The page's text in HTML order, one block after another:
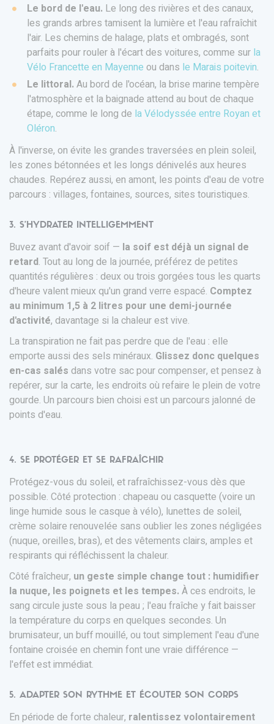
Le bord de l'eau. Le long des rivières et des canaux,
les grands arbres tamisent la lumière et l'eau rafraîchit
l'air. Les chemins de halage, plats et ombragés, sont
parfaits pour rouler à l'écart des voitures, comme sur la
Vélo Francette en Mayenne ou dans le Marais poitevin.
Le littoral. Au bord de l'océan, la brise marine tempère
l'atmosphère et la baignade attend au bout de chaque
étape, comme le long de la Vélodyssée entre Royan et
Oléron.
À l'inverse, on évite les grandes traversées en plein soleil,
les zones bétonnées et les longs dénivelés aux heures
chaudes. Repérez aussi, en amont, les points d'eau de votre
parcours : villages, fontaines, sources, sites touristiques.
3. S'HYDRATER INTELLIGEMMENT
Buvez avant d'avoir soif — la soif est déjà un signal de
retard. Tout au long de la journée, préférez de petites
quantités régulières : deux ou trois gorgées tous les quarts
d'heure valent mieux qu'un grand verre espacé. Comptez
au minimum 1,5 à 2 litres pour une demi-journée
d'activité, davantage si la chaleur est vive.
La transpiration ne fait pas perdre que de l'eau : elle
emporte aussi des sels minéraux. Glissez donc quelques
en-cas salés dans votre sac pour compenser, et pensez à
repérer, sur la carte, les endroits où refaire le plein de votre
gourde. Un parcours bien choisi est un parcours jalonné de
points d'eau.
4. SE PROTÉGER ET SE RAFRAÎCHIR
Protégez-vous du soleil, et rafraîchissez-vous dès que
possible. Côté protection : chapeau ou casquette (voire un
linge humide sous le casque à vélo), lunettes de soleil,
crème solaire renouvelée sans oublier les zones négligées
(nuque, oreilles, bras), et des vêtements clairs, amples et
respirants qui réfléchissent la chaleur.
Côté fraîcheur, un geste simple change tout : humidifier
la nuque, les poignets et les tempes. À ces endroits, le
sang circule juste sous la peau ; l'eau fraîche y fait baisser
la température du corps en quelques secondes. Un
brumisateur, un buff mouillé, ou tout simplement l'eau d'une
fontaine croisée en chemin font une vraie différence —
l'effet est immédiat.
5. ADAPTER SON RYTHME ET ÉCOUTER SON CORPS
En période de forte chaleur, ralentissez volontairement